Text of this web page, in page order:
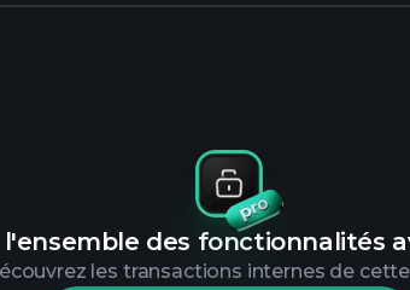
l'ensemble des fonctionnalités
les transactions internes de